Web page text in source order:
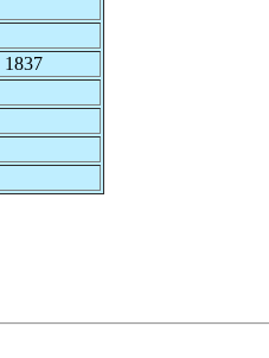
1837